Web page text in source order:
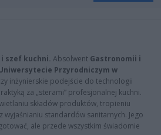
szef kuchni. Absolwent Gastronomii i
Przyrodniczym w
inżynierskie podejście do technologii
za „sterami” profesjonalnej kuchni.
składów produktów, tropieniu
wyjaśnianiu standardów sanitarnych. Jego
ale przede wszystkim świadomie